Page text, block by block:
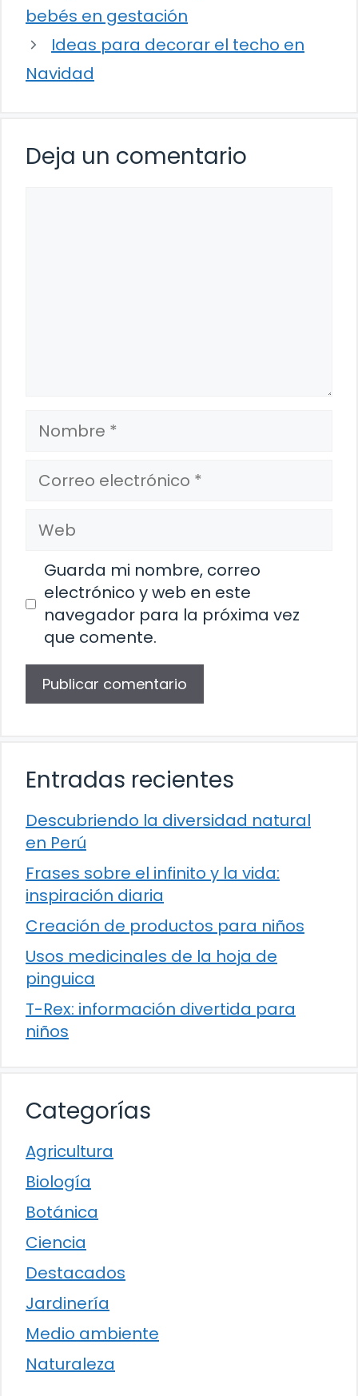
bebés en gestación
Ideas para decorar el techo en
Navidad
Deja un comentario
Nombre
Correo
electrónico
Web
Guarda mi nombre, correo
electrónico y web en este
navegador para la próxima vez
que comente.
Entradas recientes
Descubriendo la diversidad natural
en Perú
Frases sobre el infinito y la vida:
inspiración diaria
Creación de productos para niños
Usos medicinales de la hoja de
pinguica
T-Rex: información divertida para
niños
Categorías
Agricultura
Biología
Botánica
Ciencia
Destacados
Jardinería
Medio ambiente
Naturaleza